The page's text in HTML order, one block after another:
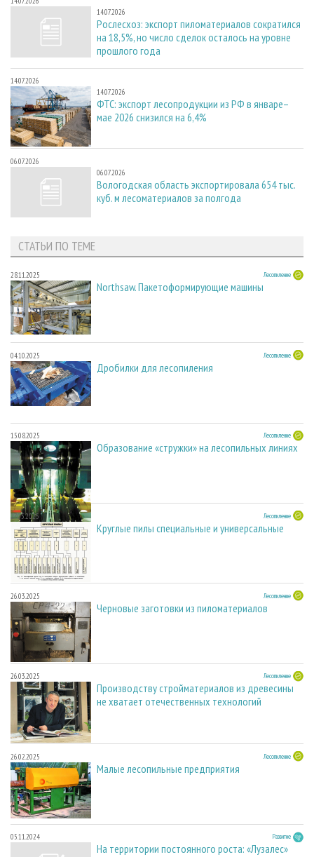
14.07.2026
Рослесхоз: экспорт пиломатериалов сократился
на 18,5%, но число сделок осталось на уровне
прошлого года
14.07.2026
14.07.2026
ФТС: экспорт лесопродукции из РФ в январе–
мае 2026 снизился на 6,4%
06.07.2026
06.07.2026
Вологодская область экспортировала 654 тыс.
куб. м лесоматериалов за полгода
СТАТЬИ ПО ТЕМЕ
28.11.2025 Лесопиление
Northsaw. Пакетоформирующие машины
04.10.2025 Лесопиление
Дробилки для лесопиления
15.08.2025 Лесопиление
Образование «стружки» на лесопильных линиях
27.05.2025 Лесопиление
Круглые пилы специальные и универсальные
26.03.2025 Лесопиление
Черновые заготовки из пиломатериалов
26.03.2025 Лесопиление
Производству стройматериалов из древесины
не хватает отечественных технологий
26.02.2025 Лесопиление
Малые лесопильные предприятия
05.11.2024 Развитие
На территории постоянного роста: «Лузалес»